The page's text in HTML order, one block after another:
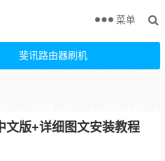
斐讯路由器刷机
菜单
版+详细图文安装教程